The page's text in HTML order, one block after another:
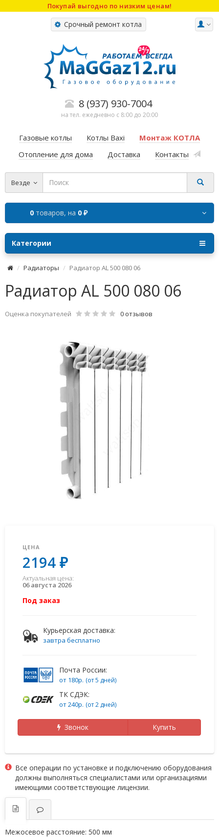
Покупай выгодно по низким ценам!
Срочный ремонт котла
8 (937) 930-7004
на тел. ежедневно с 8:00 до 20:00
Газовые котлы Котлы Baxi
Монтаж КОТЛА
Отопление для дома
Доставка Контакты
Везде
0 товаров, на 0 ₽
Категории
Радиаторы Радиатор AL 500 080 06
Радиатор AL 500 080 06
Оценка покупателей 0 отзывов
ЦЕНА
2194 ₽
Актуальная цена:
06 августа 2026
Под заказ
Курьерская доставка:
завтра бесплатно
Почта России:
от 180р. (от 5 дней)
ТК СДЭК:
от 240р. (от 2 дней)
Звонок Купить
Все операции по установке и подключению оборудования
должны выполняться специалистами или организациями
имеющими соответствующие лицензии.
Межосевое расстояние: 500 мм